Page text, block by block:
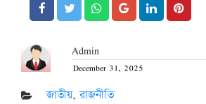
Admin
Posted
on
December 31, 2025
জাতীয়,রাজনীতি